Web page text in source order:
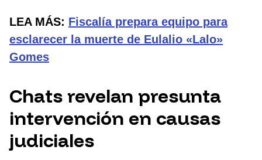
LEA MÁS: Fiscalía prepara equipo para
esclarecer la muerte de Eulalio «Lalo»
Gomes
Chats revelan presunta
intervención en causas
judiciales